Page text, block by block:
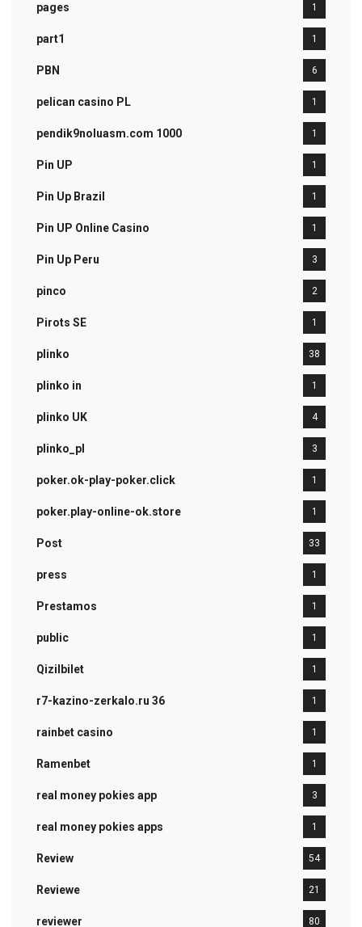
pages 1
part1 1
PBN 6
pelican casino PL 1
pendik9noluasm.com 1000 1
Pin UP 1
Pin Up Brazil 1
Pin UP Online Casino 1
Pin Up Peru 3
pinco 2
Pirots SE 1
plinko 38
plinko in 1
plinko UK 4
plinko_pl 3
poker.ok-play-poker.click 1
poker.play-online-ok.store 1
Post 33
press 1
Prestamos 1
public 1
Qizilbilet 1
r7-kazino-zerkalo.ru 36 1
rainbet casino 1
Ramenbet 1
real money pokies app 3
real money pokies apps 1
Review 54
Reviewe 21
reviewer 80